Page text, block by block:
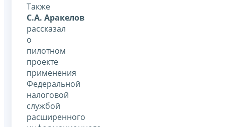
Также
С.А. Аракелов
рассказал
о
пилотном
проекте
применения
Федеральной
налоговой
службой
расширенного